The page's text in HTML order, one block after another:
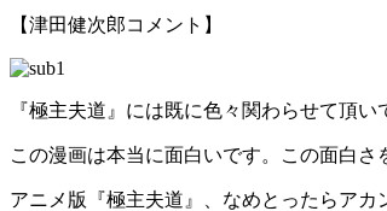
【津田健次郎コメント】
『極主夫道』には既に色々関わらせて頂
この漫画は本当に面白いです。この面白
アニメ版『極主夫道』、なめとったらアカ